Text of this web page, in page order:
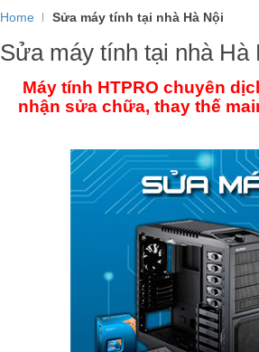
Home Sửa máy tính tại nhà Hà Nội
Sửa máy tính tại nhà Hà
Máy tính HTPRO chuyên
nhận sửa chữa, thay thế